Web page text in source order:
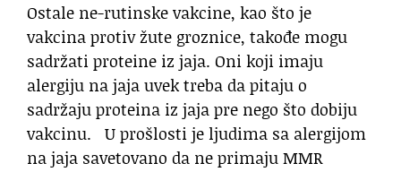
Ostale ne-rutinske vakcine, kao što je
vakcina protiv žute groznice, takođe mogu
sadržati proteine iz jaja. Oni koji imaju
alergiju na jaja uvek treba da pitaju o
sadržaju proteina iz jaja pre nego što dobiju
vakcinu. U prošlosti je ljudima sa alergijom
na jaja savetovano da ne primaju MMR